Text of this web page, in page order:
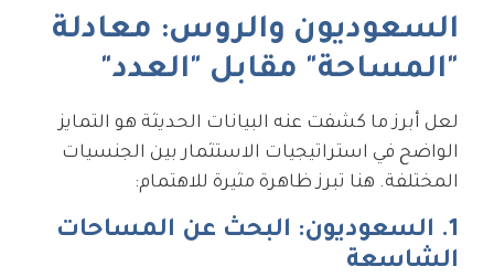
السعوديون والروس: معادلة
"المساحة" مقابل "العدد"
لعل أبرز ما كشفت عنه البيانات الحديثة هو التمايز
الواضح في استراتيجيات الاستثمار بين الجنسيات
المختلفة. هنا تبرز ظاهرة مثيرة للاهتمام:
1. السعوديون: البحث عن المساحات
الشاسعة